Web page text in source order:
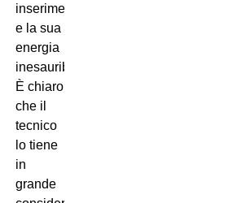
inserimenti
e la sua
energia
inesauribile.
È chiaro
che il
tecnico
lo tiene
in
grande